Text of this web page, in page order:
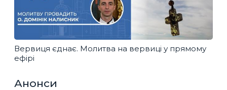
Вервиця єднає. Молитва на вервиці у прямому
ефірі
Анонси